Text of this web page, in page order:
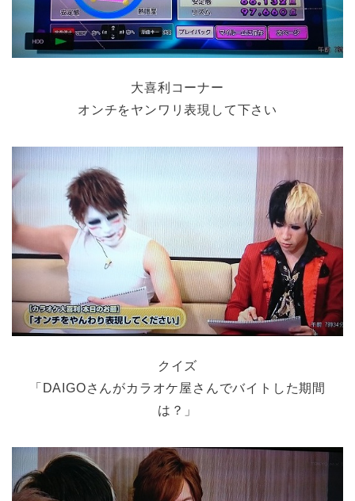
大喜利コーナー
オンチをヤンワリ表現して下さい
クイズ
「DAIGOさんがカラオケ屋さんでバイトした期間
は？」